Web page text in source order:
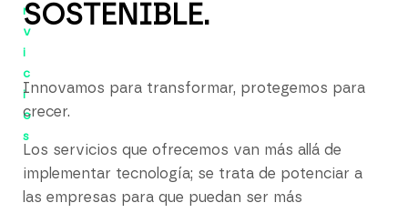
r
v
i
c
i
o
s
SOSTENIBLE.
Innovamos para transformar, protegemos para
crecer.
Los servicios que ofrecemos van más allá de
implementar tecnología; se trata de potenciar a
las empresas para que puedan ser más